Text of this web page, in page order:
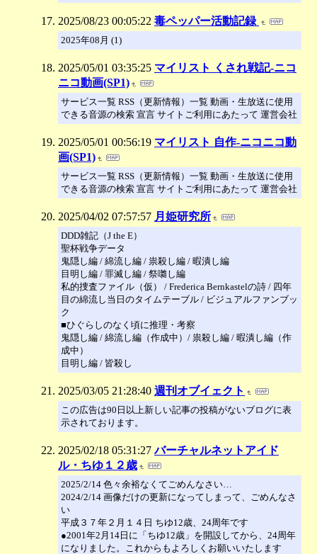
2025/08/23 00:05:22 毒ペッパー活動記録
2025年08月 (1)
2025/05/01 03:35:25 マイリスト くされ戦記‐ニコ
ニコ動画(SP1)
サービス一覧 RSS（更新情報）一覧 動画・生放送に使用
できる音源の検索 宣言 サイトご利用にあたって 運営会社
2025/05/01 00:56:19 マイリスト 自作‐ニコニコ動
画(SP1)
サービス一覧 RSS（更新情報）一覧 動画・生放送に使用
できる音源の検索 宣言 サイトご利用にあたって 運営会社
2025/04/02 07:57:57 月姫研究所
DDD雑記（J the E）
聖杯戦争データ
鬼隠し編 / 綿流し編 / 祟殺し編 / 暇潰し編
目明し編 / 罪滅し編 / 祭囃し編
私的捜査ファイル（仮） / Frederica Bernkastelの詩 / 四年
目の綿流し当日のタイムテーブル / ビジュアルファンブッ
ク
■ひぐらしのなく頃に推理・考察
鬼隠し編 / 綿流し編（作成中）/ 祟殺し編 / 暇潰し編（作
成中）
目明し編 / 皆殺し
2025/03/05 21:28:40 週刊オブイェクト
この広告は90日以上新しい記事の投稿がないブログに表
示されております。
2025/02/18 05:31:27 バーチャルネットアイド
ル・ちゆ１２歳
2025/2/14 色々余裕なくてごめんなさい…
2024/2/14 画像だけの更新になってしまって、ごめんなさ
い
平成３７年２月１４日 ちゆ12歳、24周年です
●2001年2月14日に「ちゆ12歳」を開設してから、24周年
になりました。これからもよろしくお願いいたします